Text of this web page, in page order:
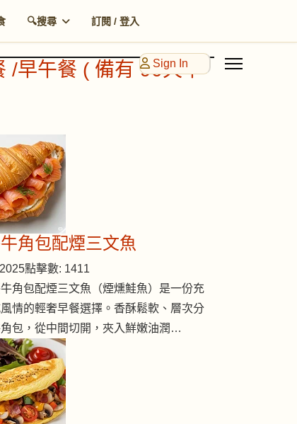
🔍搜尋 訂閱 / 登入
Sign In
/早午餐 ( 備有 90天早
角包配煙三文魚
點擊數: 1411
角包配煙三文魚（煙燻鮭魚）是一份充
情的輕奢早餐選擇。香酥鬆軟、層次分
包，從中間切開，夾入鮮嫩油潤…